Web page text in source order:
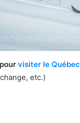
visiter le Québec
etc.)